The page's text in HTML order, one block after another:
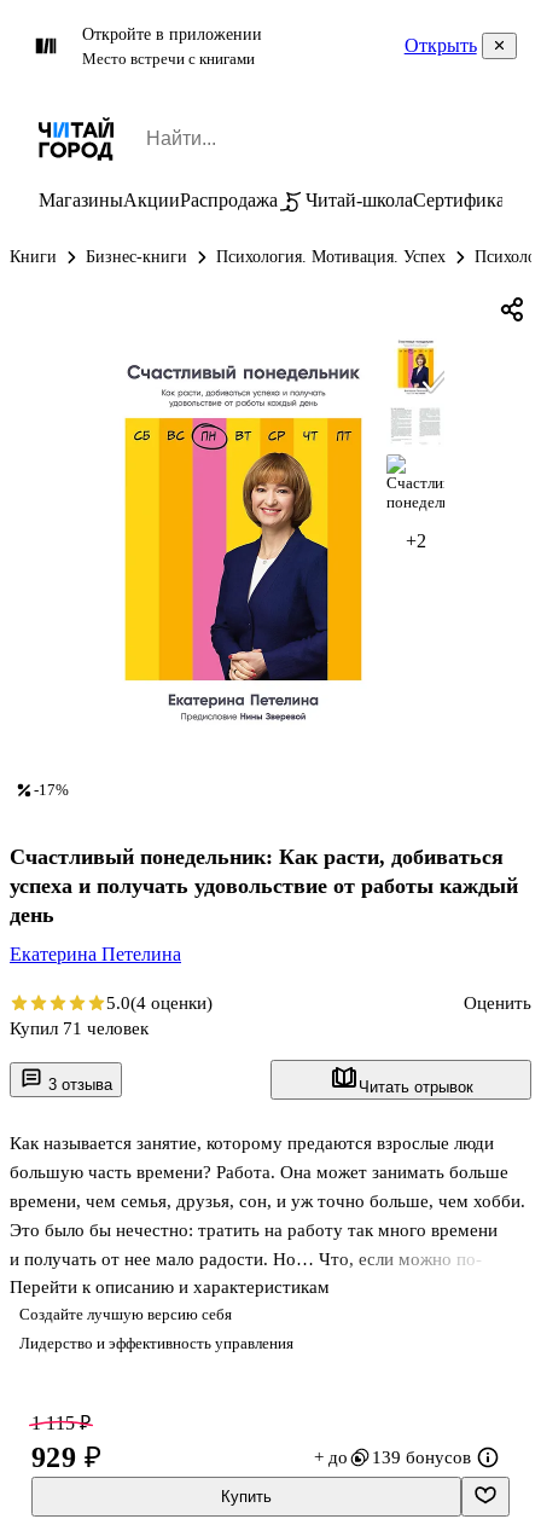
Откройте в приложении
Место встречи с книгами
Открыть
МагазиныАкцииРаспродажа Читай-школаСертификаты
Книги Бизнес-книги Психология. Мотивация. Успех
+2
3 отзыва Читать отрывок
Создайте лучшую версию себя
Лидерство и эффективность управления
Как называется занятие, которому предаются взрослые люди
большую часть времени? Работа. Она может занимать больше
времени, чем семья, друзья, сон, и уж точно больше, чем хобби.
Это было бы нечестно: тратить на работу так много времени
и получать от нее мало радости. Но… Что, если можно по-
другому? Екатерина Петелина — ​филолог из Нижнего
Новгорода, которая стала старшим вице-президентом компании
Visa — ​говорит: карьера может быть счастливой и работа
Она разработала приемы, с помощью которых вы сможете
с блеском пройти собеседование, стать авторитетом для
подчиненных и сформировать
Перейти к описанию и характеристикам
-17%
Счастливый понедельник: Как расти, добиваться
успеха и получать удовольствие от работы каждый
день
Екатерина Петелина
5.0(4 оценки)
Оценить
Купил 71 человек
1 115 ₽
929 ₽ + до 139 бонусов
Купить